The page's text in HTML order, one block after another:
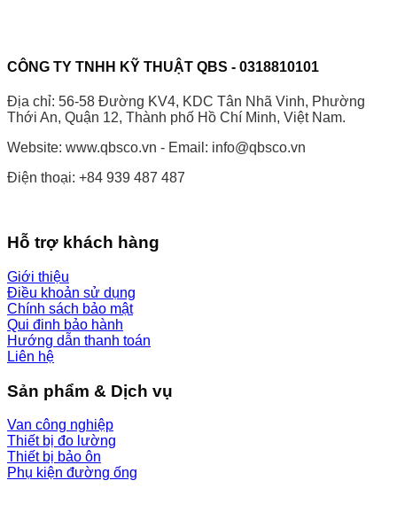
CÔNG TY TNHH KỸ THUẬT QBS - 0318810101
Địa chỉ: 56-58 Đường KV4, KDC Tân Nhã Vinh, Phường
Thới An, Quận 12, Thành phố Hồ Chí Minh, Việt Nam.
Website: www.qbsco.vn - Email: info@qbsco.vn
Điện thoại: +84 939 487 487
Hỗ trợ khách hàng
Giới thiệu
Điều khoản sử dụng
Chính sách bảo mật
Qui đinh bảo hành
Hướng dẫn thanh toán
Liên hệ
Sản phẩm & Dịch vụ
Van công nghiệp
Thiết bị đo lường
Thiết bị bảo ôn
Phụ kiện đường ống